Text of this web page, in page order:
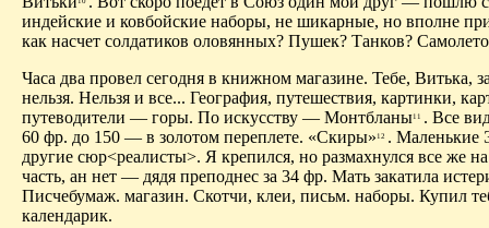
индейские и ковбойские наборы, не шикарные, но вполне
как насчет солдатиков оловянных? Пушек? Танков?
Часа два провел сегодня в книжном магазине. Тебе, Витька,
нельзя. Нельзя и все... География, путешествия, картинки,
путеводители — горы. По искусству — Монтбланы11 . Все
60 фр. до 150 — в золотом переплете. «Скиры» 12 . Маленькие
другие сюр<реалисты>. Я крепился, но размахнулся все же
часть, ан нет — дядя преподнес за 34 фр. Мать закатила
Писчебумаж. магазин. Скотчи, клеи, письм. наборы. Купил
календарик.